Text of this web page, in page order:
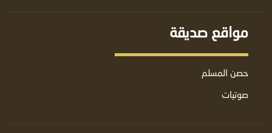
مواقع صديقة
حصن المسلم
صوتيات